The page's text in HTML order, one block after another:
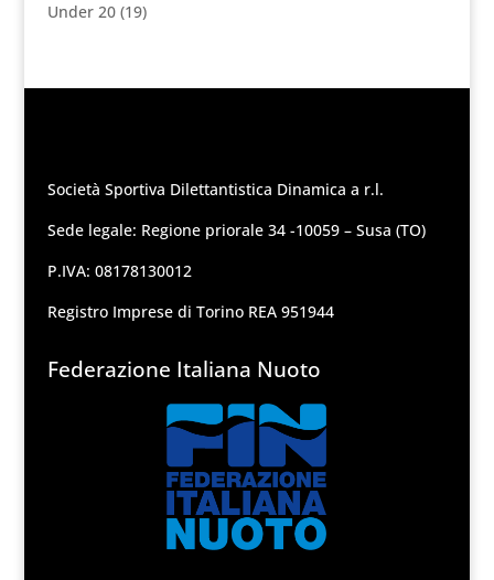
Under 20(19)
Società Sportiva Dilettantistica Dinamica a r.l.
Sede legale: Regione priorale 34 -10059 – Susa (TO)
P.IVA: 08178130012
Registro Imprese di Torino REA 951944
Federazione Italiana Nuoto